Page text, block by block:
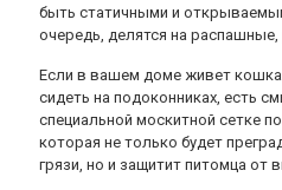
быть статичными и
очередь, делятся на
Если в вашем доме живет
сидеть на подоконниках, есть
специальной москитной сетке
которая не только будет
грязи, но и защитит питомца от